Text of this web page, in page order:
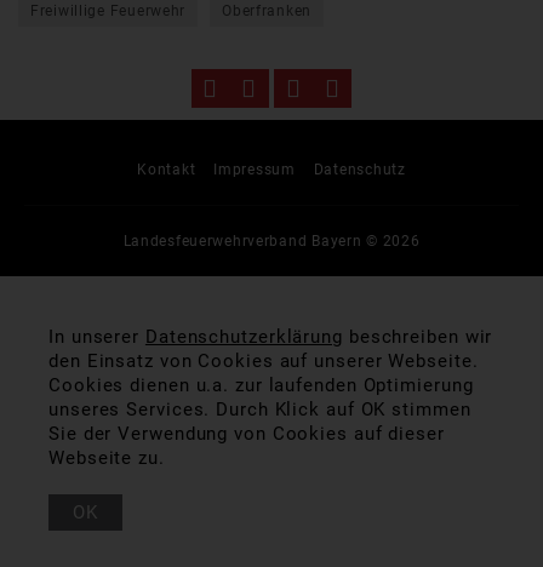
Freiwillige Feuerwehr Oberfranken
Kontakt Impressum Datenschutz
Landesfeuerwehrverband Bayern © 2026
In unserer Datenschutzerklärung beschreiben wir
den Einsatz von Cookies auf unserer Webseite.
Cookies dienen u.a. zur laufenden Optimierung
unseres Services. Durch Klick auf OK stimmen
Sie der Verwendung von Cookies auf dieser
Webseite zu.
OK